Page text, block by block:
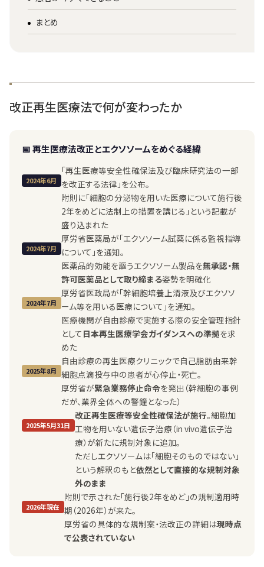
まとめ
改正再生医療法で何が変わったか
📅 再生医療法改正とエクソソームをめぐる経緯
2024年6月
「再生医療等安全性確保法及び臨床研究法の一部
を改正する法律」を公布。
附則に「細胞の分泌物を用いた医療について施行後
2年をめどに法制上の措置を講じる」という記載が
盛り込まれた
2024年7月
厚労省医薬局が「エクソソーム試薬に係る監視指導
について」を通知。
医薬品的効能を謳うエクソソーム製品を無承認・無
許可医薬品として取り締まる姿勢を明確化
2024年7月
厚労省医政局が「幹細胞培養上清液及びエクソソ
ーム等を用いる医療について」を通知。
医療機関が自由診療で実施する際の安全管理指針
として 日本再生医療学会ガイダンスへの準拠を求
めた
2025年8月
自由診療の再生医療クリニックで自己脂肪由来幹
細胞点滴投与中の患者が心停止・死亡。
厚労省が緊急業務停止命令を発出（幹細胞の事例
だが、業界全体への警鐘となった）
2025年5月31日
改正再生医療等安全性確保法が施行。細胞加
工物を用いない遺伝子治療（in vivo遺伝子治
療）が新たに規制対象に追加。
ただしエクソソームは「細胞そのものではない」
という解釈のもと依然として直接的な規制対象
外のまま
2026年現在
附則で示された「施行後2年をめど」の規制適用時
期（2026年）が来た。
厚労省の具体的な規制案・法改正の詳細は現時点
で公表されていない